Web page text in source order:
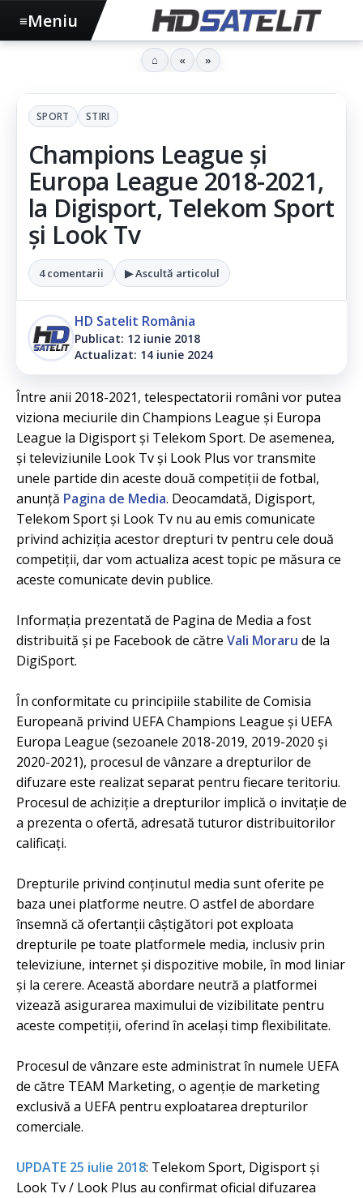
SPORT STIRI
Champions League și
Europa League 2018-2021,
la Digisport, Telekom Sport
și Look Tv
4 comentarii ▶ Ascultă articolul
HD Satelit România
Publicat: 12 iunie 2018
Actualizat: 14 iunie 2024
Între anii 2018-2021, telespectatorii români vor putea
viziona meciurile din Champions League și Europa
League la Digisport și Telekom Sport. De asemenea,
și televiziunile Look Tv și Look Plus vor transmite
unele partide din aceste două competiții de fotbal,
anunță Pagina de Media. Deocamdată, Digisport,
Telekom Sport și Look Tv nu au emis comunicate
privind achiziția acestor drepturi tv pentru cele două
competiții, dar vom actualiza acest topic pe măsura ce
aceste comunicate devin publice.
Informația prezentată de Pagina de Media a fost
distribuită și pe Facebook de către Vali Moraru de la
DigiSport.
În conformitate cu principiile stabilite de Comisia
Europeană privind UEFA Champions League și UEFA
Europa League (sezoanele 2018-2019, 2019-2020 și
2020-2021), procesul de vânzare a drepturilor de
difuzare este realizat separat pentru fiecare teritoriu.
Procesul de achiziție a drepturilor implică o invitație de
a prezenta o ofertă, adresată tuturor distribuitorilor
calificați.
Drepturile privind conținutul media sunt oferite pe
baza unei platforme neutre. O astfel de abordare
însemnă că ofertanții câștigători pot exploata
drepturile pe toate platformele media, inclusiv prin
televiziune, internet și dispozitive mobile, în mod liniar
și la cerere. Această abordare neutră a platformei
vizează asigurarea maximului de vizibilitate pentru
aceste competiții, oferind în același timp flexibilitate.
Procesul de vânzare este administrat în numele UEFA
de către TEAM Marketing, o agenție de marketing
exclusivă a UEFA pentru exploatarea drepturilor
comerciale.
UPDATE 25 iulie 2018: Telekom Sport, Digisport și
Look Tv / Look Plus au confirmat oficial difuzarea
≡Meniu
⌂ « »